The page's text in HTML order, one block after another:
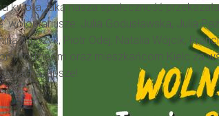
kwota, jaką nasza społeczność
wolontariusze: Julia Godusławska, Julia
Witczyk, Piotr Odej, Natalia Wójcik,
rodzicom oraz mieszkańcom Kielc za
na lepsze!